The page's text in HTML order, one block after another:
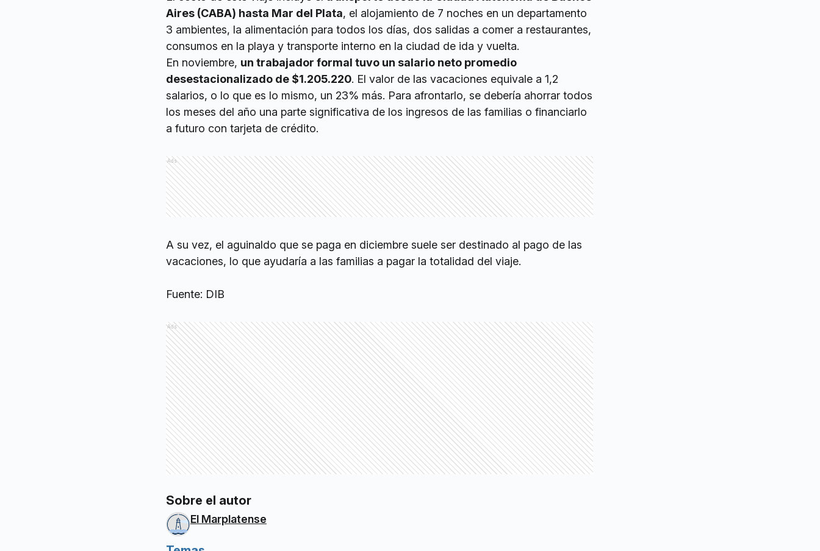
Aires (CABA) hasta Mar del Plata, el alojamiento de 7 noches en un departamento
3 ambientes, la alimentación para todos los días, dos salidas a comer a restaurantes,
consumos en la playa y transporte interno en la ciudad de ida y vuelta.
En noviembre, un trabajador formal tuvo un salario neto promedio
desestacionalizado de $1.205.220. El valor de las vacaciones equivale a 1,2
salarios, o lo que es lo mismo, un 23% más. Para afrontarlo, se debería ahorrar todos
los meses del año una parte significativa de los ingresos de las familias o financiarlo
a futuro con tarjeta de crédito.
Ads
A su vez, el aguinaldo que se paga en diciembre suele ser destinado al pago de las
vacaciones, lo que ayudaría a las familias a pagar la totalidad del viaje.
Fuente: DIB
Ads
Sobre el autor
El Marplatense